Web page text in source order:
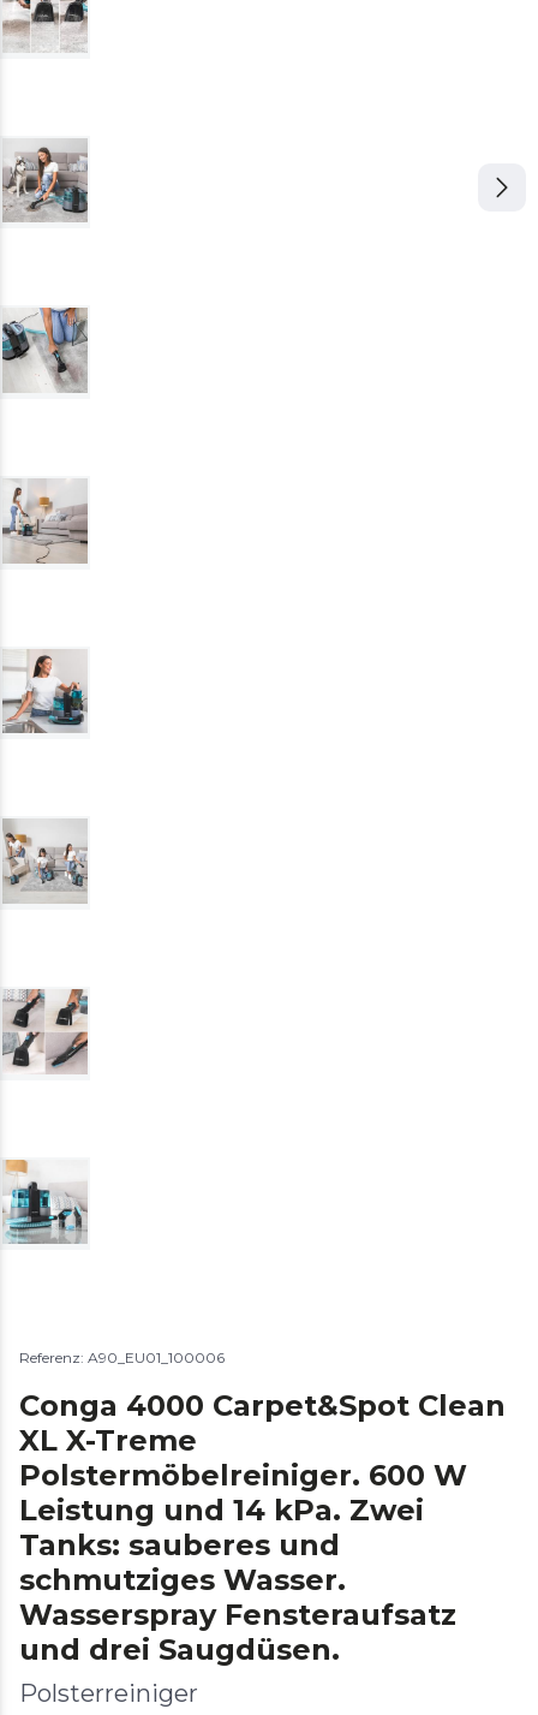
Referenz: A90_EU01_100006
Conga 4000 Carpet&Spot Clean
XL X-Treme
Polstermöbelreiniger. 600 W
Leistung und 14 kPa. Zwei
Tanks: sauberes und
schmutziges Wasser.
Wasserspray Fensteraufsatz
und drei Saugdüsen.
Polsterreiniger